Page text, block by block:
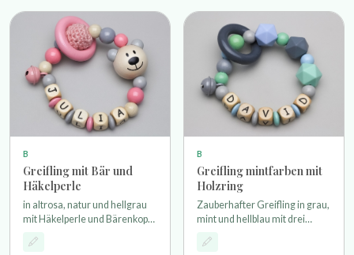
B
Greifling mit Bär und
Häkelperle
in altrosa, natur und hellgrau
mit Häkelperle und Bärenkopf
als Motivperle einem
Glöckchen und einem Holzring
B
Greifling mintfarben mit
Holzring
Zauberhafter Greifling in grau,
mint und hellblau mit drei
Silikonperlen einem
Miniholzring und Glöckchen